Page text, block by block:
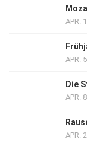
APR.
APR.
Die
APR.
APR.